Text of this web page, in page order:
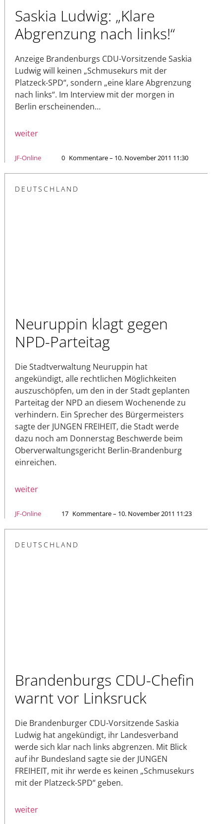
Saskia Ludwig: „Klare
Abgrenzung nach links!“
Anzeige Brandenburgs CDU-Vorsitzende Saskia
Ludwig will keinen „Schmusekurs mit der
Platzeck-SPD“, sondern „eine klare Abgrenzung
nach links“. Im Interview mit der morgen in
Berlin erscheinenden…
weiter
JF-Online 0 Kommentare – 10. November 2011 11:30
DEUTSCHLAND
Neuruppin klagt gegen
NPD-Parteitag
Die Stadtverwaltung Neuruppin hat
angekündigt, alle rechtlichen Möglichkeiten
auszuschöpfen, um den in der Stadt geplanten
Parteitag der NPD an diesem Wochenende zu
verhindern. Ein Sprecher des Bürgermeisters
sagte der JUNGEN FREIHEIT, die Stadt werde
dazu noch am Donnerstag Beschwerde beim
Oberverwaltungsgericht Berlin-Brandenburg
einreichen.
weiter
JF-Online 17 Kommentare – 10. November 2011 11:23
DEUTSCHLAND
Brandenburgs CDU-Chefin
warnt vor Linksruck
Die Brandenburger CDU-Vorsitzende Saskia
Ludwig hat angekündigt, ihr Landesverband
werde sich klar nach links abgrenzen. Mit Blick
auf ihr Bundesland sagte sie der JUNGEN
FREIHEIT, mit ihr werde es keinen „Schmusekurs
mit der Platzeck-SPD“ geben.
weiter